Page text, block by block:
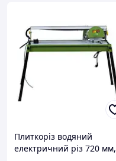
Плиткоріз водяний
електричний різ 720 мм,